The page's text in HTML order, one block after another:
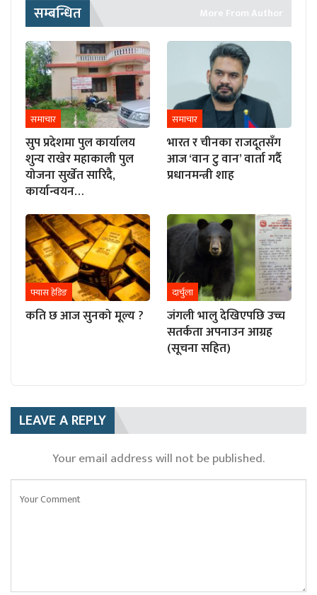
सम्बन्धित More From Author
समाचार
सुप प्रदेशमा पुल कार्यालय
शुन्य राखेर महाकाली पुल
योजना सुर्खेत सारिदै,
कार्यान्वयन…
समाचार
भारत र चीनका राजदूतसँग
आज ‘वान टु वान’ वार्ता गर्दै
प्रधानमन्त्री शाह
फ्यास हेडिङ
कति छ आज सुनको मूल्य ?
दार्चुला
जंगली भालु देखिएपछि उच्च
सतर्कता अपनाउन आग्रह
(सूचना सहित)
LEAVE A REPLY
Your email address will not be published.